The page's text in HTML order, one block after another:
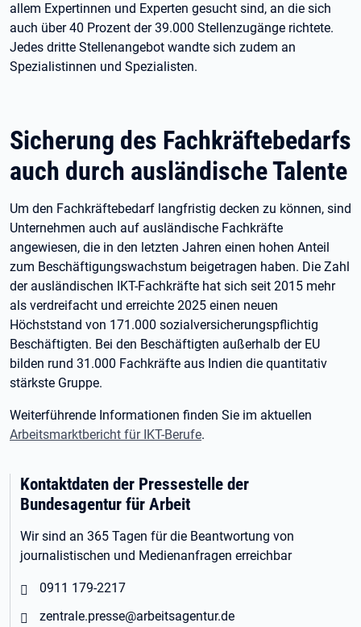
allem Expertinnen und Experten gesucht sind, an die sich
auch über 40 Prozent der 39.000 Stellenzugänge richtete.
Jedes dritte Stellenangebot wandte sich zudem an
Spezialistinnen und Spezialisten.
Sicherung des Fachkräftebedarfs
auch durch ausländische Talente
Um den Fachkräftebedarf langfristig decken zu können, sind
Unternehmen auch auf ausländische Fachkräfte
angewiesen, die in den letzten Jahren einen hohen Anteil
zum Beschäftigungswachstum beigetragen haben. Die Zahl
der ausländischen IKT-Fachkräfte hat sich seit 2015 mehr
als verdreifacht und erreichte 2025 einen neuen
Höchststand von 171.000 sozialversicherungspflichtig
Beschäftigten. Bei den Beschäftigten außerhalb der EU
bilden rund 31.000 Fachkräfte aus Indien die quantitativ
stärkste Gruppe.
Weiterführende Informationen finden Sie im aktuellen
Arbeitsmarktbericht für IKT-Berufe.
Kontaktdaten der Pressestelle der
Bundesagentur für Arbeit
Wir sind an 365 Tagen für die Beantwortung von
journalistischen und Medienanfragen erreichbar
0911 179-2217
zentrale.presse@arbeitsagentur.de